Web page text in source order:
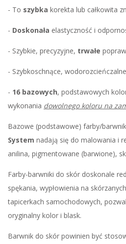
- To szybka korekta lub całkowita
- Doskonała elastyczność i
- Szybkie, precyzyjne, trwałe
- Szybkoschnące,
- 16 bazowych, podstawowych
wykonania dowolnego koloru na
Bazowe (podstawowe) farby/
System nadają się do malowania i
anilina, pigmentowane (barwione),
Farby-barwniki do skór doskonale
spękania, wypłowienia na
tapicerkach samochodowych,
oryginalny kolor i blask.
Barwnik do skór powinien być